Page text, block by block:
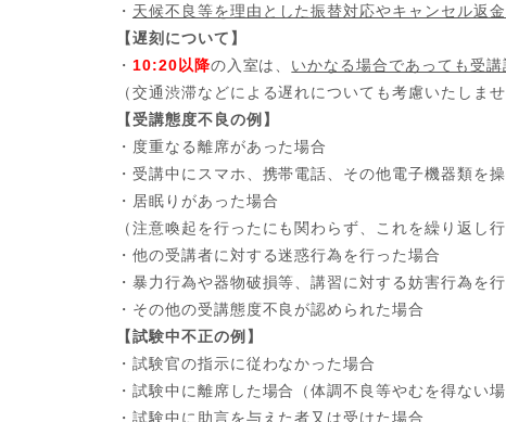
・ 天候不良等を理由とした振替対応やキャンセル返金
【遅刻について】
・ 10:20以降の入室は、 いかなる場合であっても受
（交通渋滞などによる遅れについても考慮いたしませ
【受講態度不良の例】
・度重なる離席があった場合
・受講中にスマホ、携帯電話、その他電子機器類を
・居眠りがあった場合
（注意喚起を行ったにも関わらず、これを繰り返し行
・他の受講者に対する迷惑行為を行った場合
・暴力行為や器物破損等、講習に対する妨害行為を
・その他の受講態度不良が認められた場合
【試験中不正の例】
・試験官の指示に従わなかった場合
・試験中に離席した場合（体調不良等やむを得ない場
・試験中に助言を与えた者又は受けた場合